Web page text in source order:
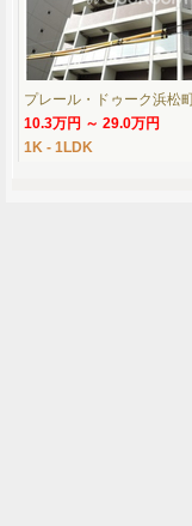
プレール・ドゥーク浜松
10.3万円 ～ 29.0万円
1K - 1LDK